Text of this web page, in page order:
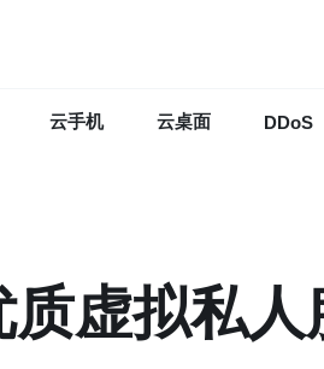
云手机 云桌面 DDoS
质虚拟私